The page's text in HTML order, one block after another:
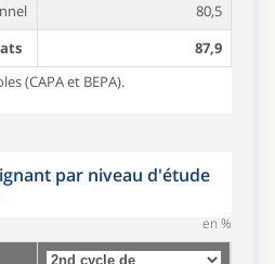
80,5
87,9
(CAPA et BEPA).
par niveau d'étude
en %